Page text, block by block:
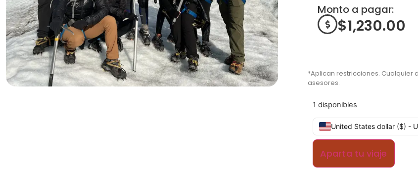
Monto a pagar:
$1,230.00
*Aplican restricciones. Cualquier
asesores.
1 disponibles
United States dollar ($) -
Aparta tu viaje